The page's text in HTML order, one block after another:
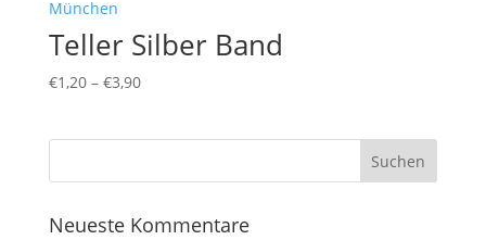
Teller Silber Band
€1,20– €3,90
Neueste Kommentare